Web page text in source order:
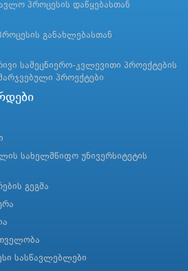
პროცესის დაწყებასთან
განახლებასთან
სამეცნიერო-კვლევითი პროექტების
პროექტები
სახელმწიფო უნივერსიტეტის
გეგმა
სასწავლებლები